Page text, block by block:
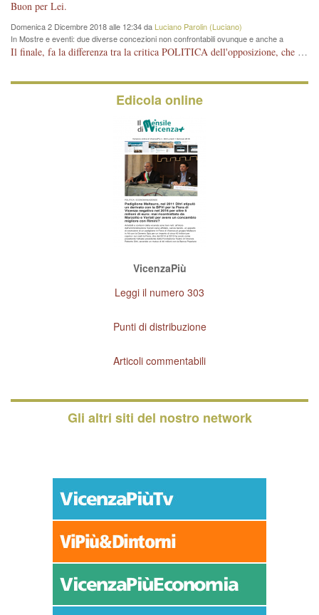
Vicenza
Buon per Lei.
Domenica 2 Dicembre 2018 alle 12:34 da Luciano Parolin (Luciano)
In Mostre e eventi: due diverse concezioni non confrontabili ovunque e anche a
Vicenza
Il finale, fa la differenza tra la critica POLITICA dell'opposizione, che ha perso le elezioni ed è minoranza e non trova altri argomenti per politicizzare sul sito qua o là ? La critica d'arte invece è un'altra cosa che lascio agli altri. Per ora mi basta la lezione magistrale del prof. Giulianati.
Edicola online
VicenzaPiù
Leggi il numero 303
Punti di distribuzione
Articoli commentabili
Gli altri siti del nostro network